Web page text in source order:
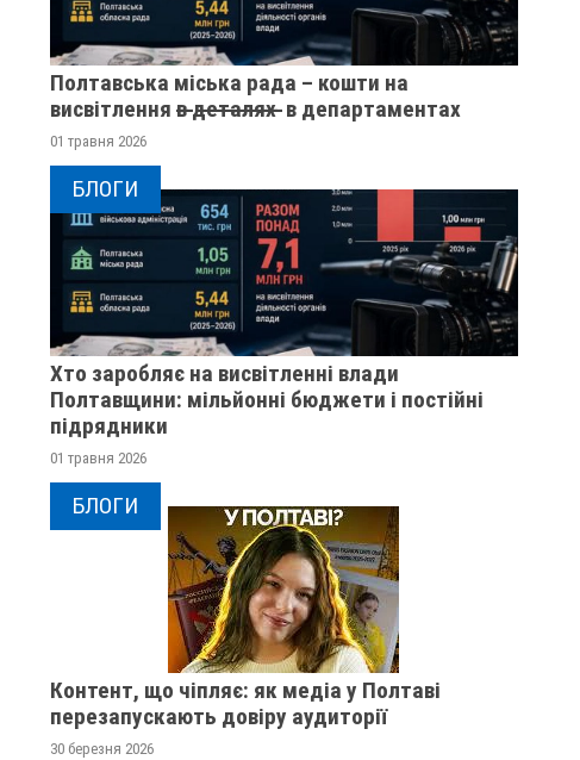
Полтавська міська рада – кошти на
висвітлення в̶ ̶д̶е̶т̶а̶л̶я̶х̶ ̶ в департаментах
01 травня 2026
БЛОГИ
Хто заробляє на висвітленні влади
Полтавщини: мільйонні бюджети і постійні
підрядники
01 травня 2026
БЛОГИ
Контент, що чіпляє: як медіа у Полтаві
перезапускають довіру аудиторії
30 березня 2026